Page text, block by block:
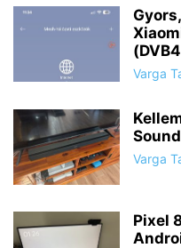
Varga
Varga
Pixel